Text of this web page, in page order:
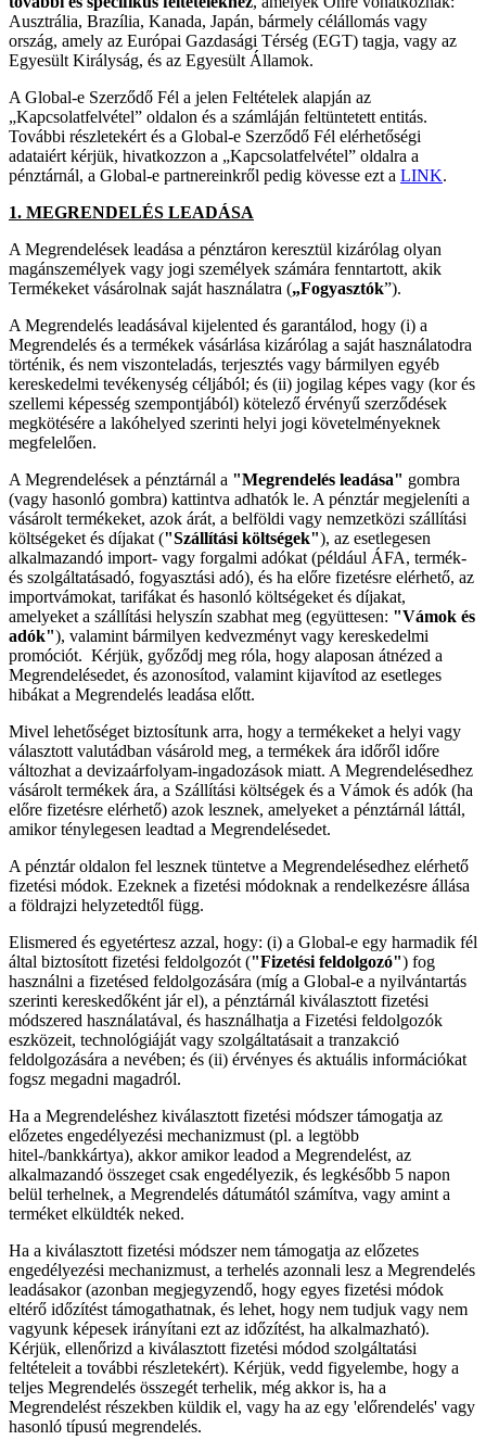
Ausztrália, Brazília, Kanada, Japán, bármely célállomás vagy
ország, amely az Európai Gazdasági Térség (EGT) tagja, vagy az
Egyesült Királyság, és az Egyesült Államok.
A Global-e Szerződő Fél a jelen Feltételek alapján az
„Kapcsolatfelvétel” oldalon és a számláján feltüntetett entitás.
További részletekért és a Global-e Szerződő Fél elérhetőségi
adataiért kérjük, hivatkozzon a „Kapcsolatfelvétel” oldalra a
pénztárnál, a Global-e partnereinkről pedig kövesse ezt a LINK.
1. MEGRENDELÉS LEADÁSA
A Megrendelések leadása a pénztáron keresztül kizárólag olyan
magánszemélyek vagy jogi személyek számára fenntartott, akik
Termékeket vásárolnak saját használatra („Fogyasztók”).
A Megrendelés leadásával kijelented és garantálod, hogy (i) a
Megrendelés és a termékek vásárlása kizárólag a saját használatodra
történik, és nem viszonteladás, terjesztés vagy bármilyen egyéb
kereskedelmi tevékenység céljából; és (ii) jogilag képes vagy (kor és
szellemi képesség szempontjából) kötelező érvényű szerződések
megkötésére a lakóhelyed szerinti helyi jogi követelményeknek
megfelelően.
A Megrendelések a pénztárnál a "Megrendelés leadása" gombra
(vagy hasonló gombra) kattintva adhatók le. A pénztár megjeleníti a
vásárolt termékeket, azok árát, a belföldi vagy nemzetközi szállítási
költségeket és díjakat ("Szállítási költségek"), az esetlegesen
alkalmazandó import- vagy forgalmi adókat (például ÁFA, termék-
és szolgáltatásadó, fogyasztási adó), és ha előre fizetésre elérhető, az
importvámokat, tarifákat és hasonló költségeket és díjakat,
amelyeket a szállítási helyszín szabhat meg (együttesen: "Vámok és
adók"), valamint bármilyen kedvezményt vagy kereskedelmi
promóciót. Kérjük, győződj meg róla, hogy alaposan átnézed a
Megrendelésedet, és azonosítod, valamint kijavítod az esetleges
hibákat a Megrendelés leadása előtt.
Mivel lehetőséget biztosítunk arra, hogy a termékeket a helyi vagy
választott valutádban vásárold meg, a termékek ára időről időre
változhat a devizaárfolyam-ingadozások miatt. A Megrendelésedhez
vásárolt termékek ára, a Szállítási költségek és a Vámok és adók (ha
előre fizetésre elérhető) azok lesznek, amelyeket a pénztárnál láttál,
amikor ténylegesen leadtad a Megrendelésedet.
A pénztár oldalon fel lesznek tüntetve a Megrendelésedhez elérhető
fizetési módok. Ezeknek a fizetési módoknak a rendelkezésre állása
a földrajzi helyzetedtől függ.
Elismered és egyetértesz azzal, hogy: (i) a Global-e egy harmadik fél
által biztosított fizetési feldolgozót ("Fizetési feldolgozó") fog
használni a fizetésed feldolgozására (míg a Global-e a nyilvántartás
szerinti kereskedőként jár el), a pénztárnál kiválasztott fizetési
módszered használatával, és használhatja a Fizetési feldolgozók
eszközeit, technológiáját vagy szolgáltatásait a tranzakció
feldolgozására a nevében; és (ii) érvényes és aktuális információkat
fogsz megadni magadról.
Ha a Megrendeléshez kiválasztott fizetési módszer támogatja az
előzetes engedélyezési mechanizmust (pl. a legtöbb
hitel-/bankkártya), akkor amikor leadod a Megrendelést, az
alkalmazandó összeget csak engedélyezik, és legkésőbb 5 napon
belül terhelnek, a Megrendelés dátumától számítva, vagy amint a
terméket elküldték neked.
Ha a kiválasztott fizetési módszer nem támogatja az előzetes
engedélyezési mechanizmust, a terhelés azonnali lesz a Megrendelés
leadásakor (azonban megjegyzendő, hogy egyes fizetési módok
eltérő időzítést támogathatnak, és lehet, hogy nem tudjuk vagy nem
vagyunk képesek irányítani ezt az időzítést, ha alkalmazható).
Kérjük, ellenőrizd a kiválasztott fizetési módod szolgáltatási
feltételeit a további részletekért). Kérjük, vedd figyelembe, hogy a
teljes Megrendelés összegét terhelik, még akkor is, ha a
Megrendelést részekben küldik el, vagy ha az egy 'előrendelés' vagy
hasonló típusú megrendelés.